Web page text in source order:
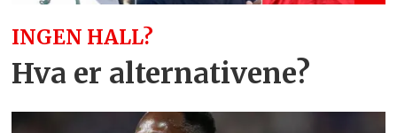
INGEN HALL?
Hva er alternativene?